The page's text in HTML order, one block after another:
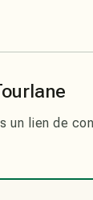
un lien de